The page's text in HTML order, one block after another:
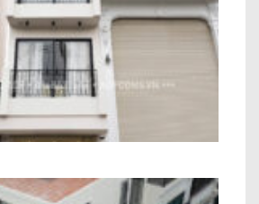
Nhà Phố Hiện Đại 6 Tầng
Toàn Long Biên